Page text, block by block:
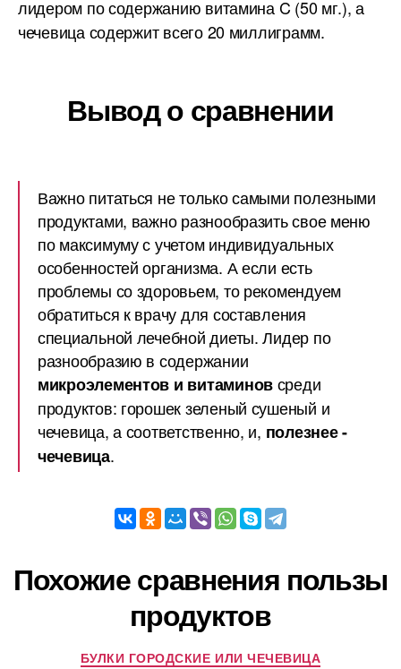
лидером по содержанию витамина C (50 мг.), а
чечевица содержит всего 20 миллиграмм.
Вывод о сравнении
Важно питаться не только самыми полезными
продуктами, важно разнообразить свое меню
по максимуму с учетом индивидуальных
особенностей организма. А если есть
проблемы со здоровьем, то рекомендуем
обратиться к врачу для составления
специальной лечебной диеты. Лидер по
разнообразию в содержании
микроэлементов и витаминовсреди
продуктов: горошек зеленый сушеный и
чечевица, а соответственно, и, полезнее -
чечевица.
Похожие сравнения пользы
продуктов
БУЛКИ ГОРОДСКИЕ ИЛИ ЧЕЧЕВИЦА